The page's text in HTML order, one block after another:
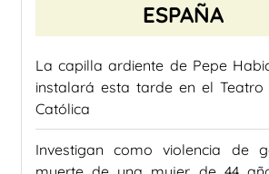
ESPAÑA
La capilla ardiente de Pepe
instalará esta tarde en el Teatro
Católica
Investigan como violencia de